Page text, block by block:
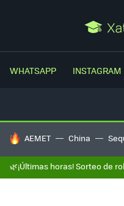
WHATSAPP INSTAGRAM
HOY SE HABLA DE
AEMET China
🌿¡Últimas horas! Sorteo de